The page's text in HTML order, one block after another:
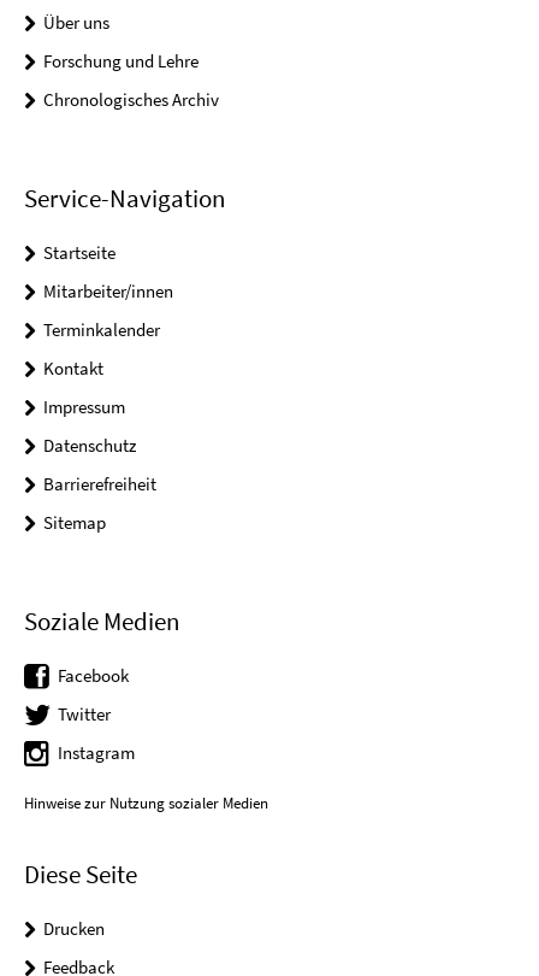
Über uns
Forschung und Lehre
Chronologisches Archiv
Service-Navigation
Startseite
Mitarbeiter/innen
Terminkalender
Kontakt
Impressum
Datenschutz
Barrierefreiheit
Sitemap
Soziale Medien
Facebook
Twitter
Instagram
Hinweise zur Nutzung sozialer Medien
Diese Seite
Drucken
Feedback